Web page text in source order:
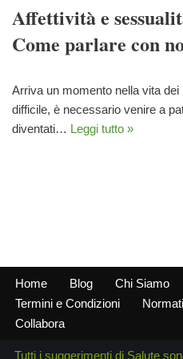
Affettività e
Come parlare con
Arriva un momento nella vita
difficile, è necessario venire a
diventati… Leggi tutto »
Home Blog Chi Siamo
Termini e Condizioni
Collabora
Tutti i suggerimenti di Salute